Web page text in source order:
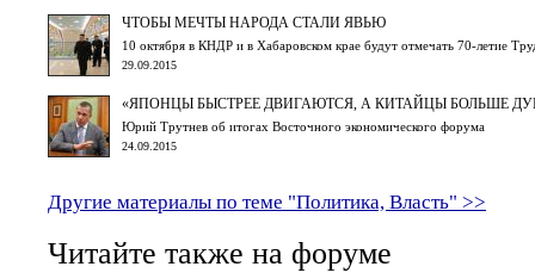
ЧТОБЫ МЕЧТЫ НАРОДА СТАЛИ ЯВЬЮ
10 октября в КНДР и в Хабаровском крае будут отмечать 70-летие
29.09.2015
«ЯПОНЦЫ БЫСТРЕЕ ДВИГАЮТСЯ, А КИТАЙЦЫ БОЛЬШЕ
Юрий Трутнев об итогах Восточного экономического форума
24.09.2015
Другие материалы по теме "Политика, Власть" >>
Читайте также на форуме